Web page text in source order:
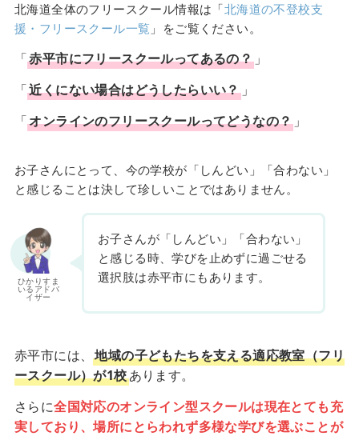
北海道全体のフリースクール情報は「北海道の不登校支
援・フリースクール一覧 」をご覧ください。
「赤平市にフリースクールってあるの？ 」
「近くにない場合はどうしたらいい？」
「オンラインのフリースクールってどうなの？ 」
お子さんにとって、今の学校が「しんどい」「合わない」
と感じることは決して珍しいことではありません。
ひかりすま
いるアドバ
イザー
お子さんが「しんどい」「合わない」
と感じる時、学びを止めずに過ごせる
選択肢は赤平市にもあります。
赤平市には、地域の子どもたちを支える適応教室（フリ
ースクール）が1校あります。
さらに全国対応のオンライン型スクールは現在とても充
実しており、場所にとらわれず多様な学びを選ぶことが